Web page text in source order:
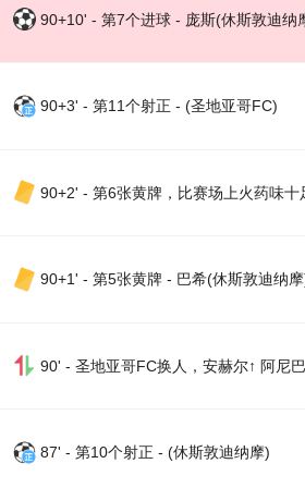
90+10' - 第7个进球 - 庞斯(休斯敦迪纳
90+3' - 第11个射正 - (圣地亚哥FC)
90+2' - 第6张黄牌，比赛场上火药味
90+1' - 第5张黄牌 - 巴希(休斯敦迪纳
90' - 圣地亚哥FC换人，安赫尔↑ 阿尼
87' - 第10个射正 - (休斯敦迪纳摩)